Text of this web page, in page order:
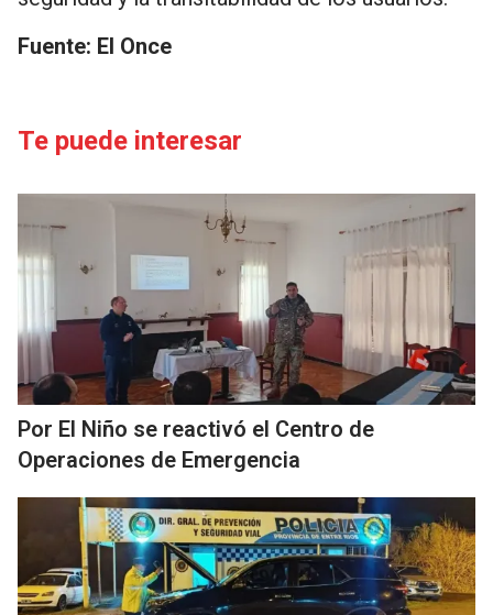
Fuente: El Once
Te puede interesar
Por El Niño se reactivó el Centro de
Operaciones de Emergencia